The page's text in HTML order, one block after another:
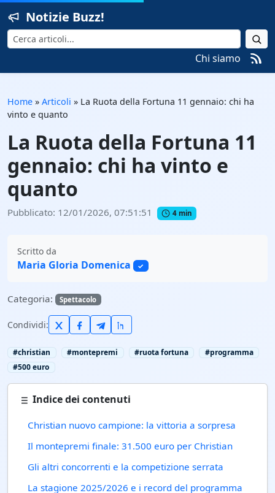
Notizie Buzz!
Cerca
Chi siamo
Home » Articoli » La Ruota della Fortuna 11 gennaio: chi ha
vinto e quanto
La Ruota della Fortuna 11
gennaio: chi ha vinto e
quanto
Pubblicato: 12/01/2026, 07:51:51 4 min
Scritto da
Maria Gloria Domenica ✓
Categoria: Spettacolo
Condividi:
#christian #montepremi #ruota fortuna
#programma
#500 euro
Indice dei contenuti
Christian nuovo campione: la vittoria a sorpresa
Il montepremi finale: 31.500 euro per Christian
Gli altri concorrenti e la competizione serrata
La stagione 2025/2026 e i record del programma